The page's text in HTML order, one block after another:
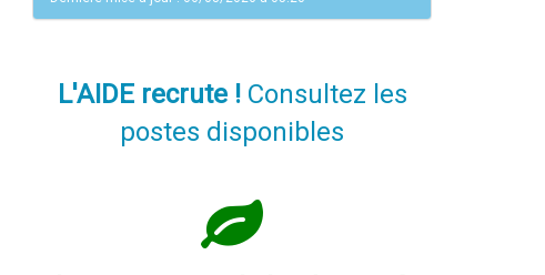
L'AIDE recrute !Consultez les
postes disponibles